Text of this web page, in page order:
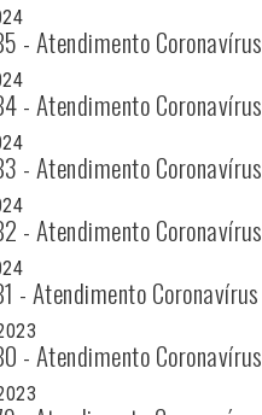
- Atendimento Coronavírus
- Atendimento Coronavírus
- Atendimento Coronavírus
- Atendimento Coronavírus
- Atendimento Coronavírus
- Atendimento Coronavírus